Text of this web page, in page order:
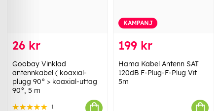
26 kr
Goobay Vinklad
antennkabel ( koaxial-
plugg 90° > koaxial-uttag
90°, 5 m
1
KAMPANJ
199 kr
Hama Kabel Antenn SAT
120dB F-Plug-F-Plug Vit
5m